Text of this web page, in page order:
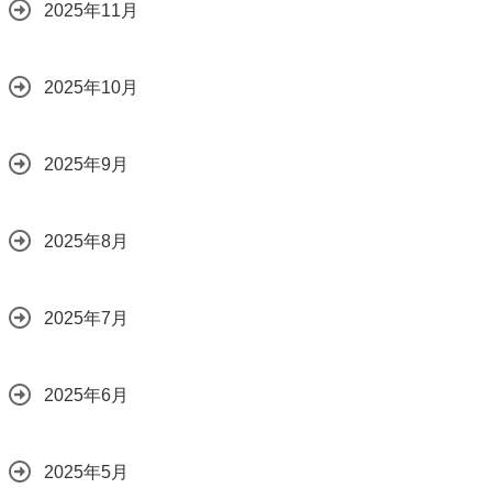
2025年11月
2025年10月
2025年9月
2025年8月
2025年7月
2025年6月
2025年5月